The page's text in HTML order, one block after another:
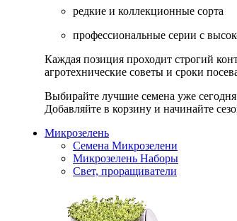
редкие и коллекционные сорта
профессиональные серии с
Каждая позиция проходит строгий
агротехнические советы и сроки
Выбирайте лучшие семена уже
Добавляйте в корзину и начинайте
Микрозелень
Семена Микрозелени
Микрозелень Наборы
Свет, проращиватели